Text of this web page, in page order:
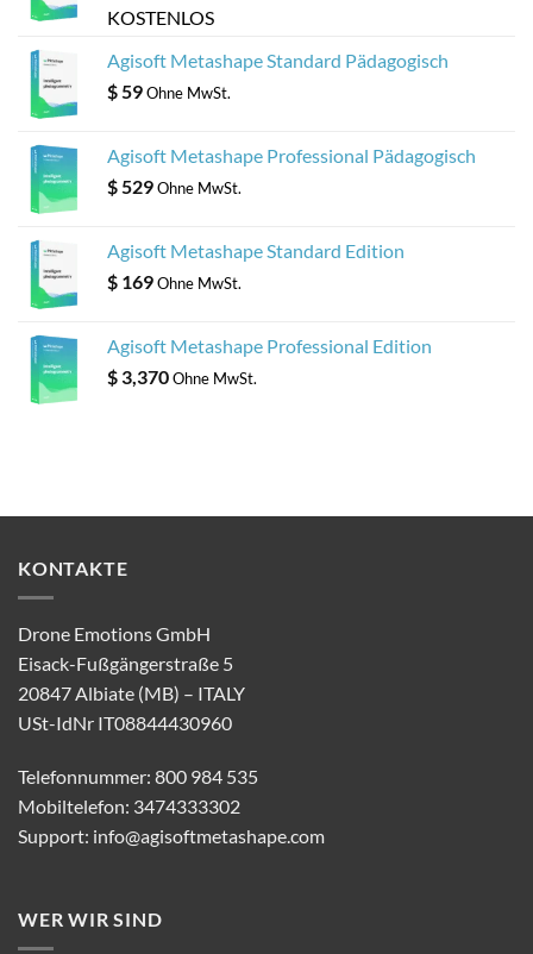
KOSTENLOS
Agisoft Metashape Standard Pädagogisch
$59Ohne MwSt.
Agisoft Metashape Professional Pädagogisch
$529Ohne MwSt.
Agisoft Metashape Standard Edition
$ 169Ohne MwSt.
Agisoft Metashape Professional Edition
$ 3,370Ohne MwSt.
KONTAKTE
Drone Emotions GmbH
Eisack-Fußgängerstraße 5
20847 Albiate (MB) – ITALY
USt-IdNr IT08844430960
Telefonnummer: 800 984 535
Mobiltelefon: 3474333302
Support: info@agisoftmetashape.com
WER WIR SIND